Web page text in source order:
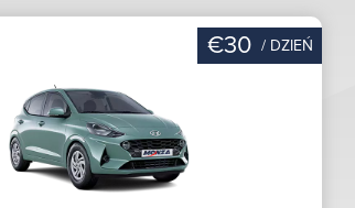
€30 / DZIEŃ